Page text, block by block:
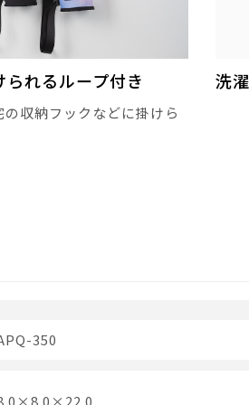
られるループ付き
収納フックなどに掛けら
洗
350